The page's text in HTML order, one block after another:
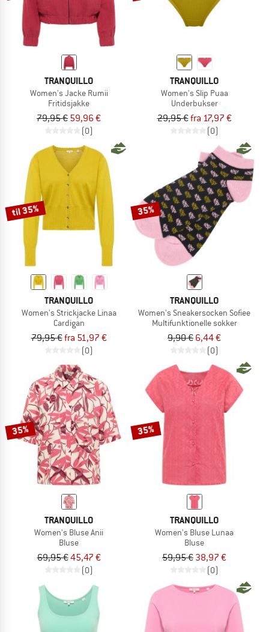
TRANQUILLO
Women's Jacke Rumii
Fritidsjakke
79,95 € 59,96 €
(0)
TRANQUILLO
Women's Slip Puaa
Underbukser
29,95 €fra 17,97 €
(0)
til 35%
TRANQUILLO
Women's Strickjacke Linaa
Cardigan
79,95 €fra 51,97 €
(0)
35%
TRANQUILLO
Women's Sneakersocken Sofiee
Multifunktionelle sokker
9,90 € 6,44 €
(0)
35%
TRANQUILLO
Women's Bluse Anii
Bluse
69,95 €45,47 €
(0)
35%
TRANQUILLO
Women's Bluse Lunaa
Bluse
59,95 € 38,97 €
(0)